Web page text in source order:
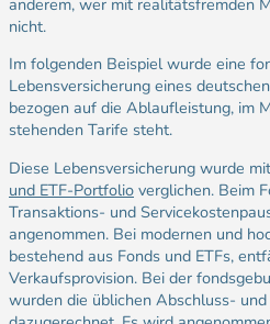
nicht.
Im folgenden Beispiel wurde eine
Lebensversicherung eines
bezogen auf die Ablaufleistung, im
stehenden Tarife steht.
Diese Lebensversicherung wurde
und ETF-Portfolio verglichen. Beim
Transaktions- und
angenommen. Bei modernen und
bestehend aus Fonds und ETFs,
Verkaufsprovision. Bei der
wurden die üblichen Abschluss-